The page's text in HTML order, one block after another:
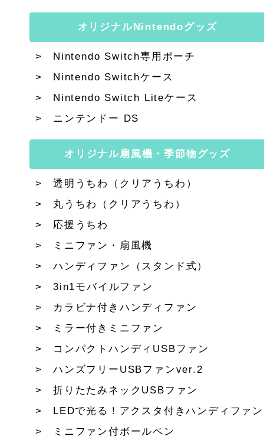
オリジナルNintendoグッズ
Nintendo Switch専用ポーチ
Nintendo Switchケース
Nintendo Switch Liteケース
ニンテンドー DS
オリジナル扇風機・季節物グッズ
透明うちわ（クリアうちわ）
丸うちわ（クリアうちわ）
応援うちわ
ミニファン・扇風機
ハンディファン（スタンド式）
3in1モバイルファン
カラビナ付きハンディファン
ミラー付きミニファン
コンパクトハンディUSBファン
ハンズフリーUSBファンver.2
折りたたみネックUSBファン
LEDで光る！アクスタ付きハンディファン
ミニファン付ボールペン